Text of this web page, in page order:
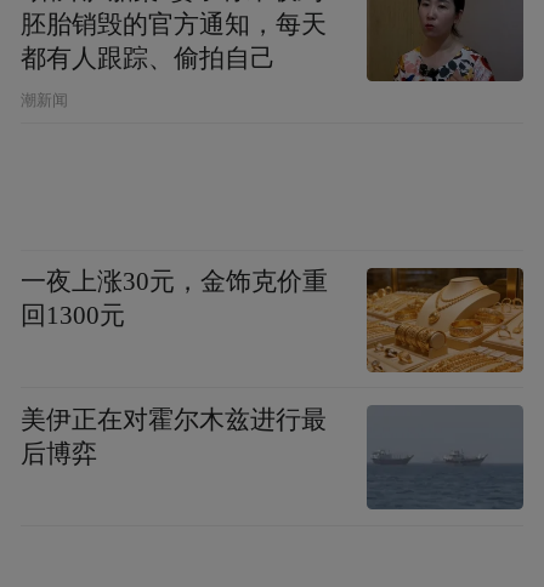
胚胎销毁的官方通知，每天
都有人跟踪、偷拍自己
潮新闻
一夜上涨30元，金饰克价重
回1300元
美伊正在对霍尔木兹进行最
后博弈